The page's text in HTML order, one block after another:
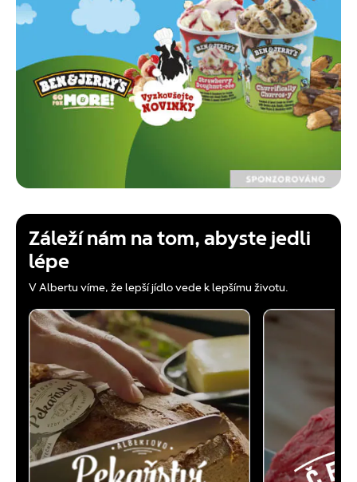
Záleží nám na tom, abyste jedli
lépe
V Albertu víme, že lepší jídlo vede k lepšímu životu.